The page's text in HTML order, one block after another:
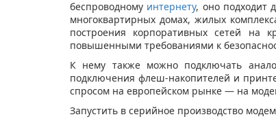
беспроводному интернету, оно подходит
многоквартирных домах, жилых
построения корпоративных сетей на
повышенными требованиями к
К нему также можно подключать
подключения флеш-накопителей и
спросом на европейском рынке — на
Запустить в серийное производство